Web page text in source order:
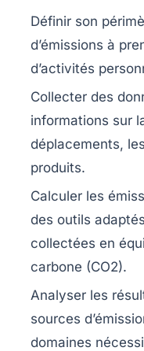
Définir son
d’émissions à
d’activités
Collecter des
informations sur
déplacements,
produits.
Calculer les
des outils
collectées en
carbone (CO2).
Analyser les
sources
domaines